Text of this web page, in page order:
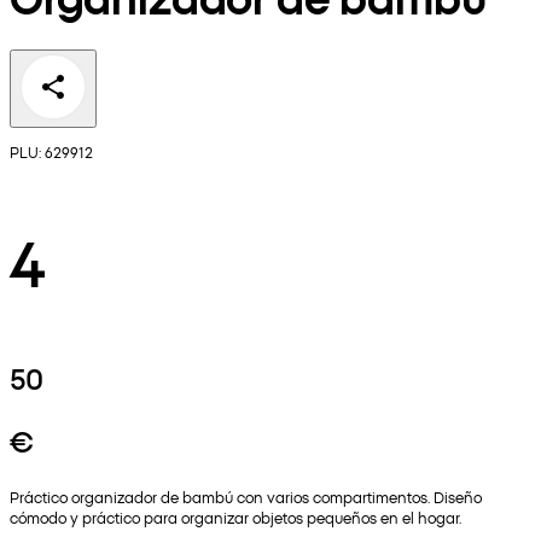
PLU: 629912
4
50
€
Práctico organizador de bambú con varios compartimentos. Diseño
cómodo y práctico para organizar objetos pequeños en el hogar.